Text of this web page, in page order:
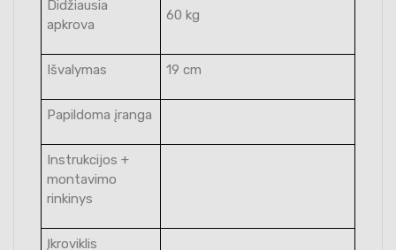
Didžiausia
apkrova
60 kg
Išvalymas 19 cm
Papildoma įranga
Instrukcijos +
montavimo
rinkinys
Įkroviklis